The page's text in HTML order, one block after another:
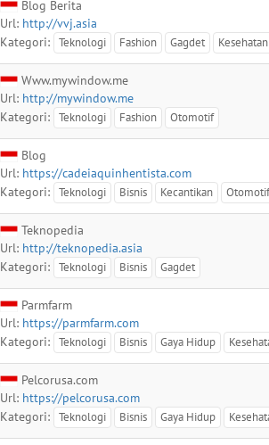
Blog Berita
Url: http://vvj.asia
Kategori: Teknologi Fashion Gagdet Kesehatan
Www.mywindow.me
Url: http://mywindow.me
Kategori: Teknologi Fashion Otomotif
Blog
Url: https://cadeiaquinhentista.com
Kategori: Teknologi Bisnis Kecantikan Otomotif
Teknopedia
Url: http://teknopedia.asia
Kategori: Teknologi Bisnis Gagdet
Parmfarm
Url: https://parmfarm.com
Kategori: Teknologi Bisnis Gaya Hidup
Pelcorusa.com
Url: https://pelcorusa.com
Kategori: Teknologi Bisnis Gaya Hidup